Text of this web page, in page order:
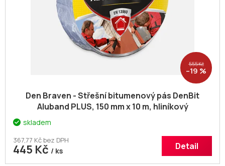
555 Kč
–19 %
Den Braven - Střešní bitumenový pás DenBit
Aluband PLUS, 150 mm x 10 m, hliníkový
skladem
367,77 Kč bez DPH
445 Kč / ks Detail